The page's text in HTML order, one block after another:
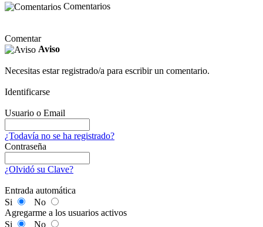
Comentarios
Comentar
Aviso
Necesitas estar registrado/a para escribir un comentario.
Identificarse
Usuario o Email
¿Todavía no se ha registrado?
Contraseña
¿Olvidó su Clave?
Entrada automática
Si
No
Agregarme a los usuarios activos
Si
No